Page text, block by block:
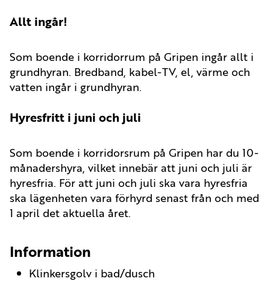
Allt ingår!
Som boende i korridorrum på Gripen ingår allt i
grundhyran. Bredband, kabel-TV, el, värme och
vatten ingår i grundhyran.
Hyresfritt i juni och juli
Som boende i korridorsrum på Gripen har du 10-
månadershyra, vilket innebär att juni och juli är
hyresfria. För att juni och juli ska vara hyresfria
ska lägenheten vara förhyrd senast från och med
1 april det aktuella året.
Information
Klinkersgolv i bad/dusch